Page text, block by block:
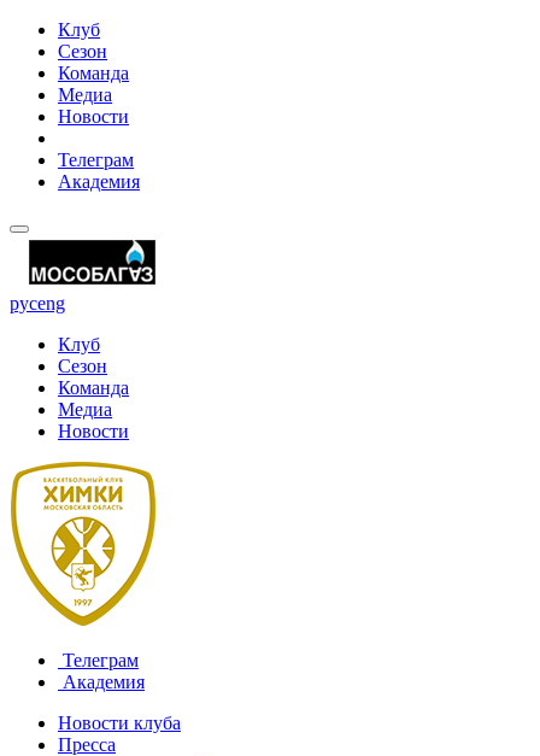
Клуб
Сезон
Команда
Медиа
Новости
Телеграм
Академия
русeng
Клуб
Сезон
Команда
Медиа
Новости
Телеграм
Академия
Новости клуба
Пресса